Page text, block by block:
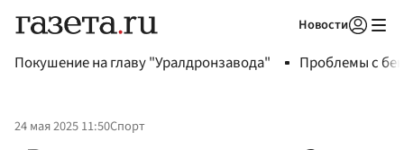
Новости
Покушение на главу "Уралдронзавода" Проблемы с
24 мая 2025 11:50Спорт